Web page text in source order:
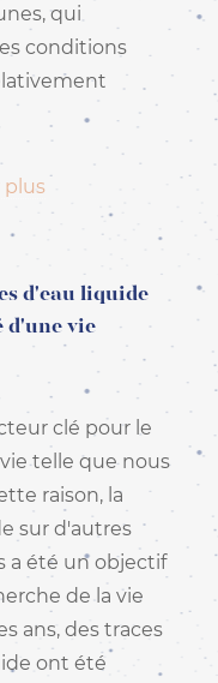
qui
conditions
plus
d'eau liquide
d'une vie
clé pour le
telle que nous
raison, la
sur d'autres
a été un objectif
de la vie
ans, des traces
ont été